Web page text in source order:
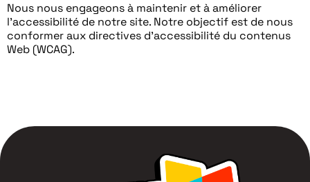
Nous nous engageons à maintenir et à améliorer
l’accessibilité de notre site. Notre objectif est de nous
conformer aux directives d’accessibilité du contenus
Web (WCAG).